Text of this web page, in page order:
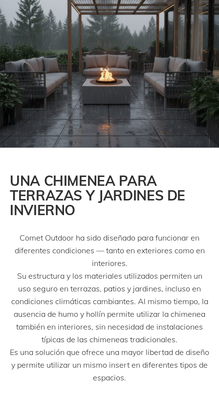
UNA CHIMENEA PARA
TERRAZAS Y JARDINES DE
INVIERNO
Comet Outdoor ha sido diseñado para funcionar en
diferentes condiciones — tanto en exteriores como en
interiores.
Su estructura y los materiales utilizados permiten un
uso seguro en terrazas, patios y jardines, incluso en
condiciones climáticas cambiantes. Al mismo tiempo, la
ausencia de humo y hollín permite utilizar la chimenea
también en interiores, sin necesidad de instalaciones
típicas de las chimeneas tradicionales.
Es una solución que ofrece una mayor libertad de diseño
y permite utilizar un mismo insert en diferentes tipos de
espacios.